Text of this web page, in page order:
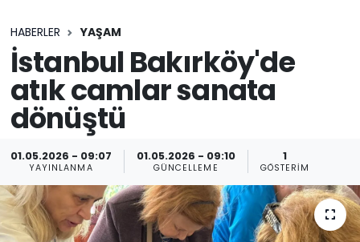
HABERLER YAŞAM
İstanbul Bakırköy'de
atık camlar sanata
dönüştü
01.05.2026 - 09:07
YAYINLANMA
01.05.2026 - 09:10
GÜNCELLEME
1
GÖSTERIM
Son Dakika Haberleri
Haber Arşivi